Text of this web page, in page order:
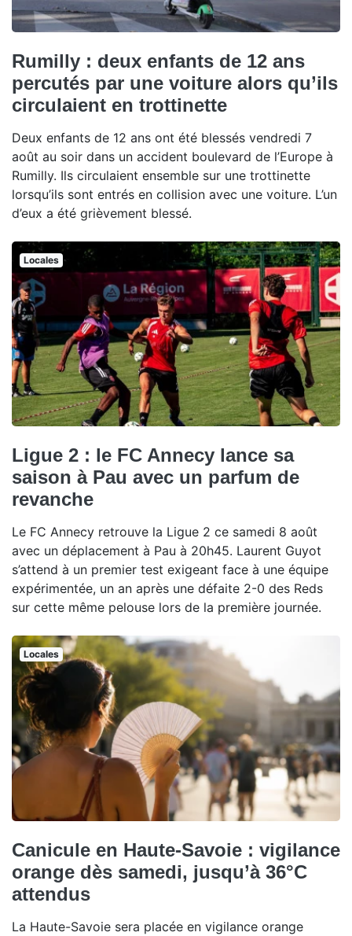
Rumilly : deux enfants de 12 ans
percutés par une voiture alors qu’ils
circulaient en trottinette
Deux enfants de 12 ans ont été blessés vendredi 7
août au soir dans un accident boulevard de l’Europe à
Rumilly. Ils circulaient ensemble sur une trottinette
lorsqu’ils sont entrés en collision avec une voiture. L’un
d’eux a été grièvement blessé.
Locales
Ligue 2 : le FC Annecy lance sa
saison à Pau avec un parfum de
revanche
Le FC Annecy retrouve la Ligue 2 ce samedi 8 août
avec un déplacement à Pau à 20h45. Laurent Guyot
s’attend à un premier test exigeant face à une équipe
expérimentée, un an après une défaite 2-0 des Reds
sur cette même pelouse lors de la première journée.
Locales
Canicule en Haute-Savoie : vigilance
orange dès samedi, jusqu’à 36°C
attendus
La Haute-Savoie sera placée en vigilance orange